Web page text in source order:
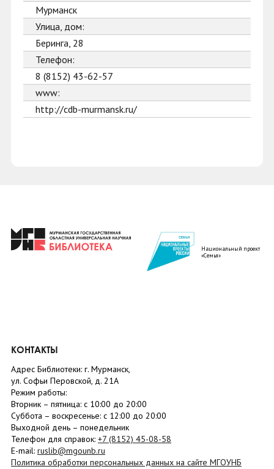
Мурманск
Улица, дом:
Беринга, 28
Телефон:
8 (8152) 43-62-57
www:
http://cdb-murmansk.ru/
Национальный проект
«Семья»
КОНТАКТЫ
Адрес Библиотеки: г. Мурманск,
ул. Софьи Перовской, д. 21А
Режим работы:
Вторник – пятница: с 10:00 до 20:00
Суббота – воскресенье: c 12:00 до 20:00
Выходной день – понедельник
Телефон для справок: +7 (8152) 45-08-58
E-mail: ruslib@mgounb.ru
Политика обработки персональных данных на сайте МГОУНБ